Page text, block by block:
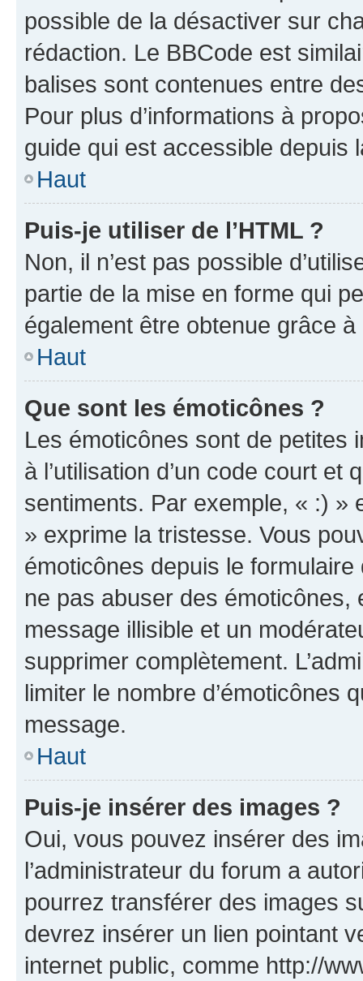
possible de la désactiver sur
rédaction. Le BBCode est
balises sont contenues entre
Pour plus d’informations à
guide qui est accessible depuis
Haut
Puis-je utiliser de l’HTML ?
Non, il n’est pas possible
partie de la mise en forme qui
également être obtenue grâce à
Haut
Que sont les émoticônes ?
Les émoticônes sont de petites
à l’utilisation d’un code court et
sentiments. Par exemple, « :) »
» exprime la tristesse. Vous
émoticônes depuis le
ne pas abuser des
message illisible et un
supprimer complètement.
limiter le nombre d’émoticônes
message.
Haut
Puis-je insérer des images ?
Oui, vous pouvez insérer des
l’administrateur du forum a
pourrez transférer des images
devrez insérer un lien pointant
internet public, comme http://